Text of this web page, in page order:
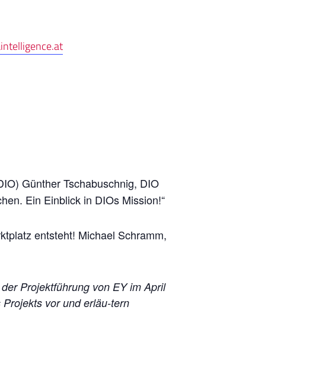
Günther Tschabuschnig, DIO
Ein Einblick in DIOs Mission!“
entsteht! Michael Schramm,
Projektführung von EY im April
vor und erläu-tern